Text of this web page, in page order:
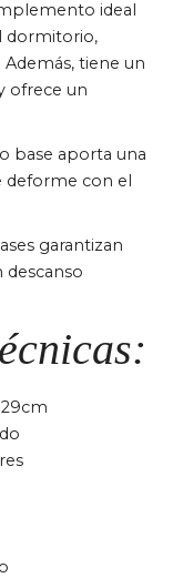
ideal
dormitorio,
tiene un
ofrece un
base aporta una
deforme con el
garantizan